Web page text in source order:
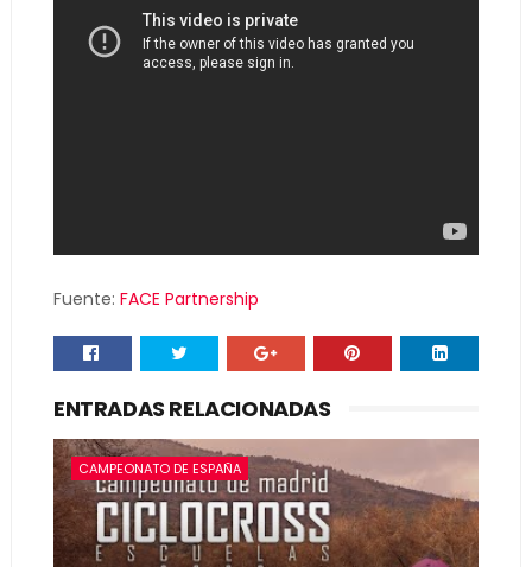
Fuente: FACE Partnership
ENTRADAS RELACIONADAS
CAMPEONATO DE ESPAÑA